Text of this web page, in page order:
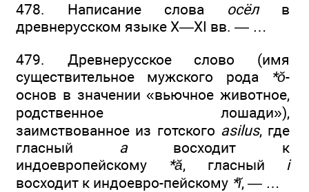
478. Написание слова осёл в
древнерусском языке X—XI вв. — …
479. Древнерусское слово (имя
существительное мужского рода
*ŏ-
основ в значении «вьючное животное,
родственное лошади»),
заимствованное из готского asilus, где
гласный авосходит к
индоевропейскому
*ă, гласный i
восходит к индоевро-пейскому *ĭ, — …